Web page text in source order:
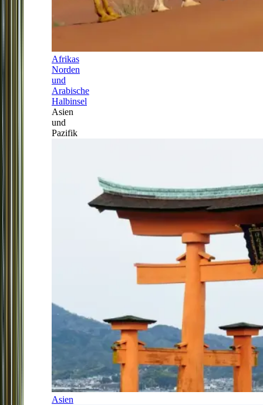
Afrikas
Norden
und
Arabische
Halbinsel
Asien
und
Pazifik
Asien